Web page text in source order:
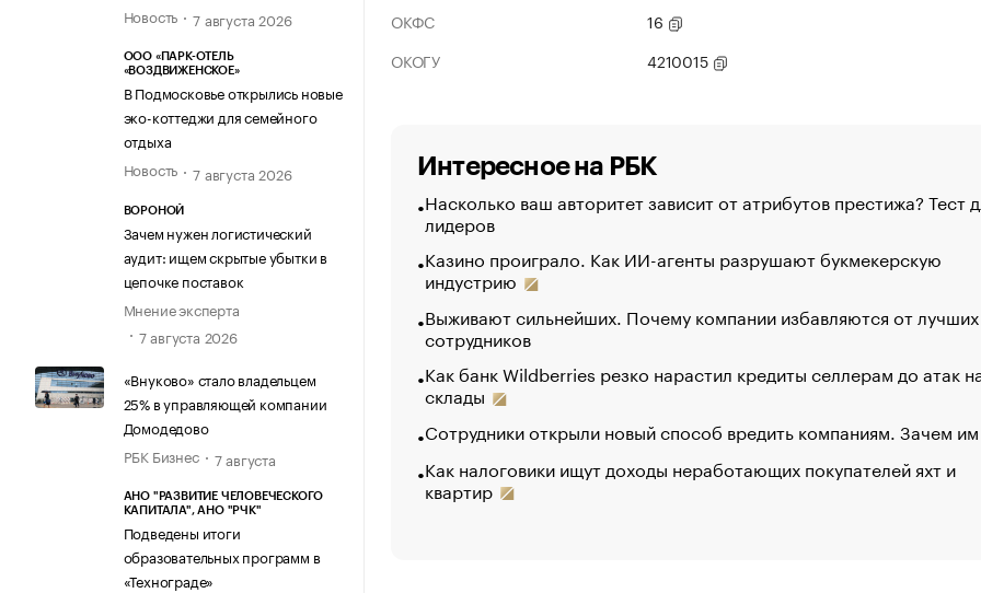
Новость
7 августа 2026
ООО «ПАРК-ОТЕЛЬ
«ВОЗДВИЖЕНСКОЕ»
В Подмосковье открылись новые
эко-коттеджи для семейного
отдыха
Новость
7 августа 2026
ВОРОНОЙ
Зачем нужен логистический
аудит: ищем скрытые убытки в
цепочке поставок
Мнение эксперта
7 августа 2026
«Внуково» стало владельцем
25% в управляющей компании
Домодедово
РБК Бизнес
7 августа
АНО "РАЗВИТИЕ ЧЕЛОВЕЧЕСКОГО
КАПИТАЛА", АНО "РЧК"
Подведены итоги
образовательных программ в
«Технограде»
ОКФС
16
ОКОГУ
4210015
Интересное на РБК
Насколько ваш авторитет зависит от атрибутов престижа? Тест
лидеров
Казино проиграло. Как ИИ-агенты разрушают букмекерскую
индустрию
Выживают сильнейших. Почему компании избавляются от лучших
сотрудников
Как банк Wildberries резко нарастил кредиты селлерам до атак
склады
Сотрудники открыли новый способ вредить компаниям. Зачем
Как налоговики ищут доходы неработающих покупателей яхт и
квартир